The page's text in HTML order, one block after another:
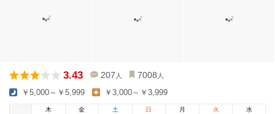
3.43 207 人 7008 人
￥5,000～￥5,999 ￥3,000～￥3,999
木
金 土 日 月 火 水